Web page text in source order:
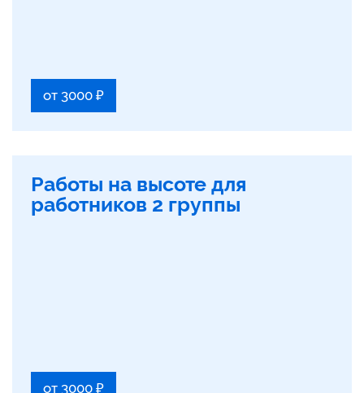
от 3000 ₽
Работы на высоте для
работников 2 группы
от 3000 ₽